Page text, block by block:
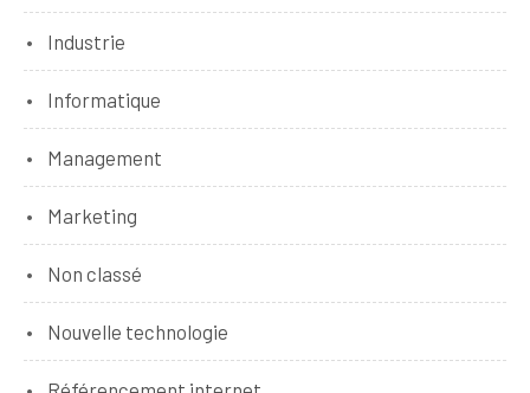
Industrie
Informatique
Management
Marketing
Non classé
Nouvelle technologie